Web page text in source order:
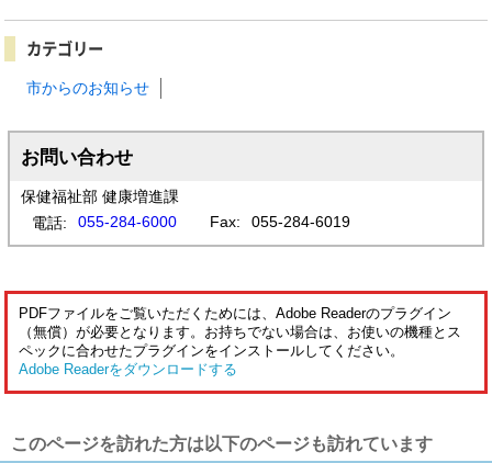
カテゴリー
市からのお知らせ
お問い合わせ
保健福祉部 健康増進課
電話:
055-284-6000 Fax: 055-284-6019
PDFファイルをご覧いただくためには、Adobe Readerのプラグイン
（無償）が必要となります。お持ちでない場合は、お使いの機種とス
ペックに合わせたプラグインをインストールしてください。
Adobe Readerをダウンロードする
このページを訪れた方は以下のページも訪れています